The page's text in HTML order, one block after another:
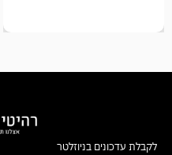
לקבלת עדכונים בניוזלטר